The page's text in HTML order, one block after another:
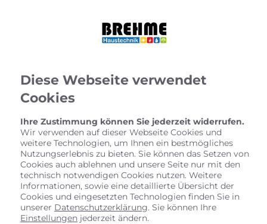
Diese Webseite verwendet
Cookies
Ihre Zustimmung können Sie jederzeit widerrufen.
Wir verwenden auf dieser Webseite Cookies und
weitere Technologien, um Ihnen ein bestmögliches
Nutzungserlebnis zu bieten. Sie können das Setzen von
Cookies auch ablehnen und unsere Seite nur mit den
technisch notwendigen Cookies nutzen. Weitere
Informationen, sowie eine detaillierte Übersicht der
Cookies und eingesetzten Technologien finden Sie in
unserer Datenschutzerklärung. Sie können Ihre
Einstellungen jederzeit ändern.